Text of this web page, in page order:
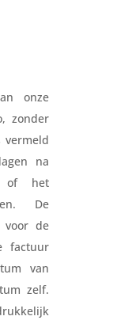
onze
zonder
vermeld
na
of het
De
voor de
factuur
van
zelf.